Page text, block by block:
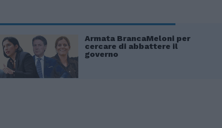
Armata BrancaMeloni per
cercare di abbattere il
governo